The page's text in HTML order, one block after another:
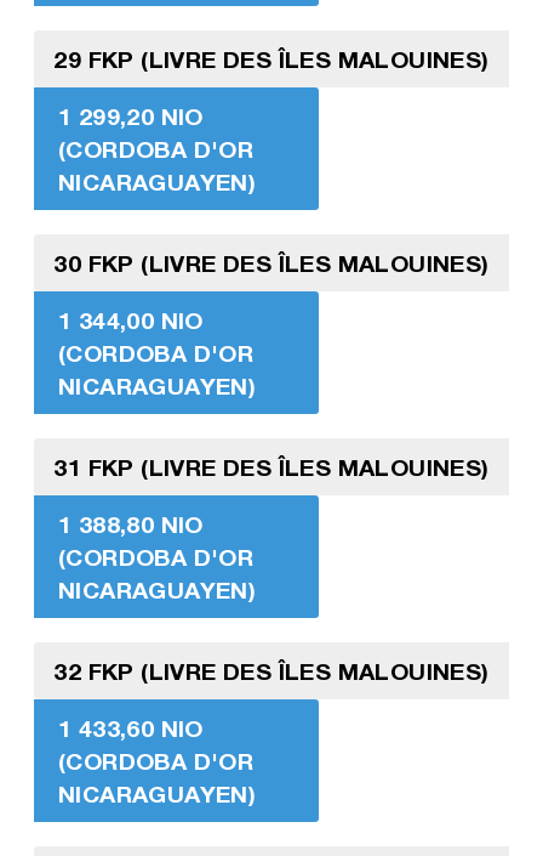
29 FKP (LIVRE DES ÎLES MALOUINES)
1 299,20 NIO
(CORDOBA D'OR
NICARAGUAYEN)
30 FKP (LIVRE DES ÎLES MALOUINES)
1 344,00 NIO
(CORDOBA D'OR
NICARAGUAYEN)
31 FKP (LIVRE DES ÎLES MALOUINES)
1 388,80 NIO
(CORDOBA D'OR
NICARAGUAYEN)
32 FKP (LIVRE DES ÎLES MALOUINES)
1 433,60 NIO
(CORDOBA D'OR
NICARAGUAYEN)